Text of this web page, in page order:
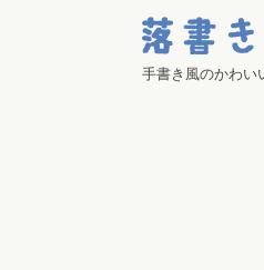
手書き風のかわい